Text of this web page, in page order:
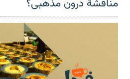
مناقشهٔ درون مذهبی؟